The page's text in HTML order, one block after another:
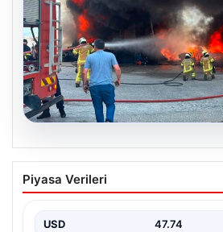
06.08.2026
Dumanlar ilçeyi kapladı:
tamirhanede yangın
Piyasa Verileri
USD 47.74